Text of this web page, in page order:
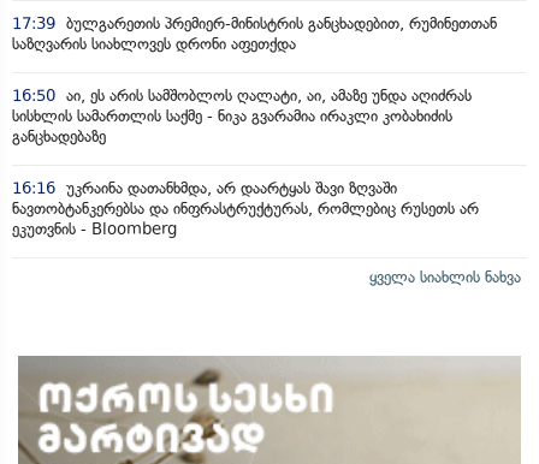
17:39 ბულგარეთის პრემიერ-მინისტრის განცხადებით, რუმინეთთან
საზღვარის სიახლოვეს დრონი აფეთქდა
16:50 აი, ეს არის სამშობლოს ღალატი, აი, ამაზე უნდა აღიძრას
სისხლის სამართლის საქმე - ნიკა გვარამია ირაკლი კობახიძის
განცხადებაზე
16:16 უკრაინა დათანხმდა, არ დაარტყას შავი ზღვაში
ნავთობტანკერებსა და ინფრასტრუქტურას, რომლებიც რუსეთს არ
ეკუთვნის - Bloomberg
ყველა სიახლის ნახვა